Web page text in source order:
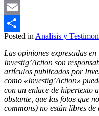
Mastodon
Email
Compartir
Posted in Analisis y
Las opiniones expresadas
Investig’Action son
artículos publicados por
como «Investig’Action»
con un enlace de hipertexto
obstante, que las fotos que
commons) no están libres de